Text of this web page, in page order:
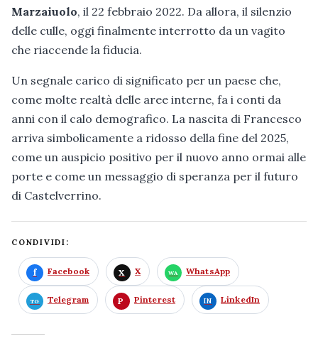
Marzaiuolo, il 22 febbraio 2022. Da allora, il silenzio
delle culle, oggi finalmente interrotto da un vagito
che riaccende la fiducia.
Un segnale carico di significato per un paese che,
come molte realtà delle aree interne, fa i conti da
anni con il calo demografico. La nascita di Francesco
arriva simbolicamente a ridosso della fine del 2025,
come un auspicio positivo per il nuovo anno ormai alle
porte e come un messaggio di speranza per il futuro
di Castelverrino.
CONDIVIDI:
Facebook X WhatsApp
Telegram Pinterest LinkedIn